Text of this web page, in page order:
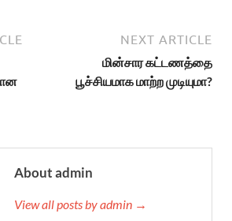
NEXT ARTICLE
மின்சார கட்டணத்தை
பூச்சியமாக மாற்ற முடியுமா?
About admin
View all posts by admin →